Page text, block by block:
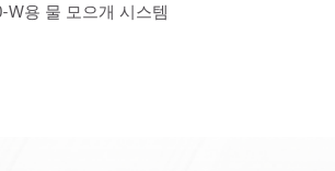
W용 물 모으개 시스템